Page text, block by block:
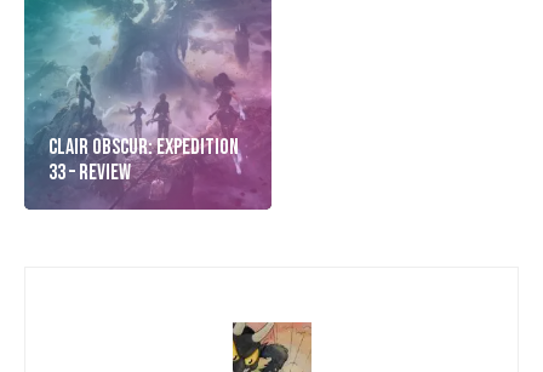
Clair Obscur: Expedition
33 – Review